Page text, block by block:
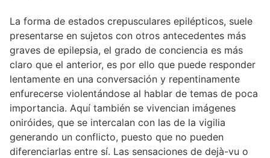
La forma de estados crepusculares epilépticos, suele
presentarse en sujetos con otros antecedentes más
graves de epilepsia, el grado de conciencia es más
claro que el anterior, es por ello que puede responder
lentamente en una conversación y repentinamente
enfurecerse violentándose al hablar de temas de poca
importancia. Aquí también se vivencian imágenes
oniróides, que se intercalan con las de la vigilia
generando un conflicto, puesto que no pueden
diferenciarlas entre sí. Las sensaciones de dejà-vu o